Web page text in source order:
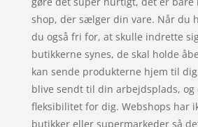
shop, der sælger din vare. Når du
du også fri for, at skulle indrette
butikkerne synes, de skal holde
kan sende produkterne hjem til
blive sendt til din arbejdsplads, og
fleksibilitet for dig. Webshops har
butikker eller supermarkeder så